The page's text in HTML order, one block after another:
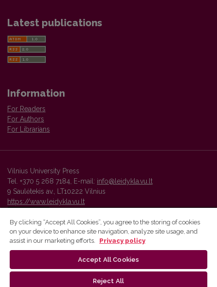
Latest publications
Information
For Readers
For Authors
For Librarians
Vilnius University Press
Tel. +370 5 268 7184, E-mail: info@leidykla.vu.lt
9 Saulėtekis av., LT10222 Vilnius
https://www.leidykla.vu.lt
Vilnius University Press platform and metadata are distributed by
By clicking “Accept All Cookies”, you agree to the storing of cookies
on your device to enhance site navigation, analyze site usage, and
assist in our marketing efforts.
Privacy policy
Accept All Cookies
Reject All